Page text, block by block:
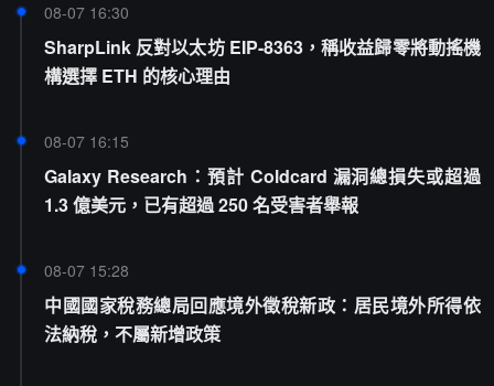
08-07 16:30
SharpLink 反對以太坊 EIP-8363，稱收益歸零將動搖機
構選擇 ETH 的核心理由
08-07 16:15
Galaxy Research：預計 Coldcard 漏洞總損失或超過
1.3 億美元，已有超過 250 名受害者舉報
08-07 15:28
中國國家稅務總局回應境外徵稅新政：居民境外所得依
法納稅，不屬新增政策